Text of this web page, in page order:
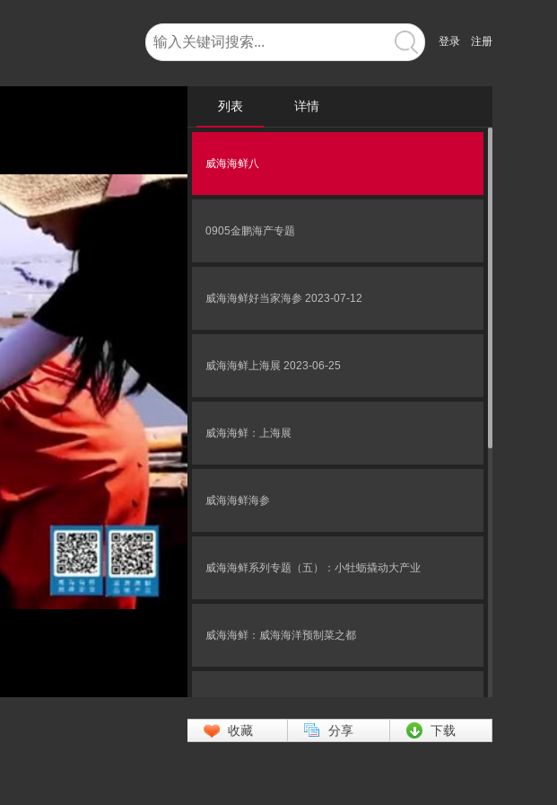
登录 注册
列表 详情
威海海鲜八
0905金鹏海产专题
威海海鲜好当家海参 2023-07-12
威海海鲜上海展 2023-06-25
威海海鲜：上海展
威海海鲜海参
威海海鲜系列专题（五）：小牡蛎撬动大产业
威海海鲜：威海海洋预制菜之都
收藏 分享 下载